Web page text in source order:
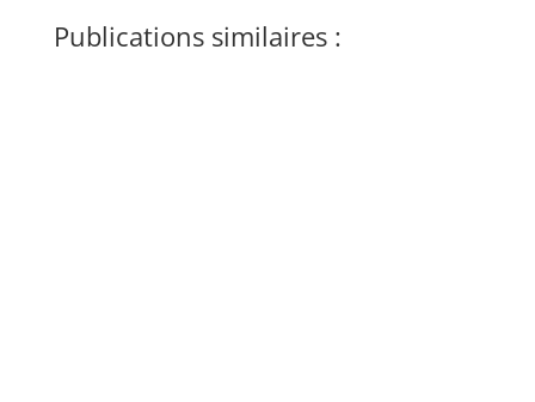
Publications similaires :